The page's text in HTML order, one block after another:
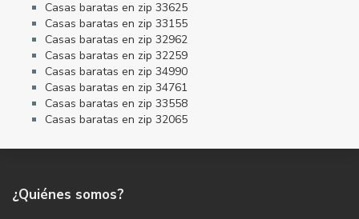
Casas baratas en zip 33625
Casas baratas en zip 33155
Casas baratas en zip 32962
Casas baratas en zip 32259
Casas baratas en zip 34990
Casas baratas en zip 34761
Casas baratas en zip 33558
Casas baratas en zip 32065
¿Quiénes somos?